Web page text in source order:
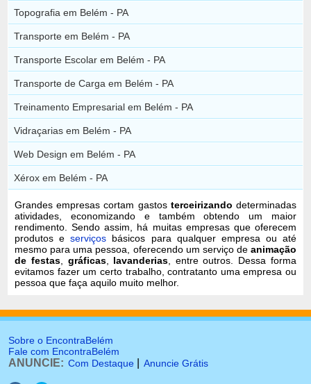
Topografia em Belém - PA
Transporte em Belém - PA
Transporte Escolar em Belém - PA
Transporte de Carga em Belém - PA
Treinamento Empresarial em Belém - PA
Vidraçarias em Belém - PA
Web Design em Belém - PA
Xérox em Belém - PA
Grandes empresas cortam gastos terceirizando determinadas
atividades, economizando e também obtendo um maior
rendimento. Sendo assim, há muitas empresas que oferecem
produtos eserviços básicos para qualquer empresa ou até
mesmo para uma pessoa, oferecendo um serviço de animação
de festas, gráficas, lavanderias , entre outros. Dessa forma
evitamos fazer um certo trabalho, contratanto uma empresa ou
pessoa que faça aquilo muito melhor.
Sobre o EncontraBelém
Fale com EncontraBelém
ANUNCIE: Com Destaque Anuncie Grátis